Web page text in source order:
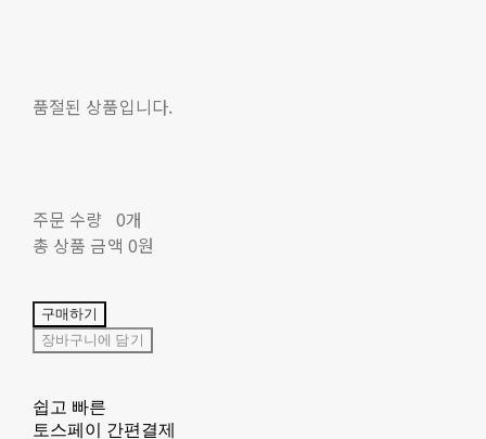
품절된 상품입니다.
주문 수량 0개
총 상품 금액 0원
구매하기
장바구니에 담기
쉽고 빠른
토스페이 간편결제